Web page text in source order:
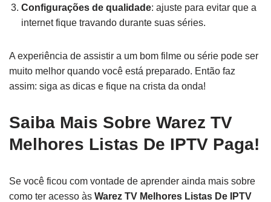
Configurações de qualidade: ajuste para evitar que a
internet fique travando durante suas séries.
A experiência de assistir a um bom filme ou série pode ser
muito melhor quando você está preparado. Então faz
assim: siga as dicas e fique na crista da onda!
Saiba Mais Sobre Warez TV
Melhores Listas De IPTV Paga!
Se você ficou com vontade de aprender ainda mais sobre
como ter acesso às Warez TV Melhores Listas De IPTV